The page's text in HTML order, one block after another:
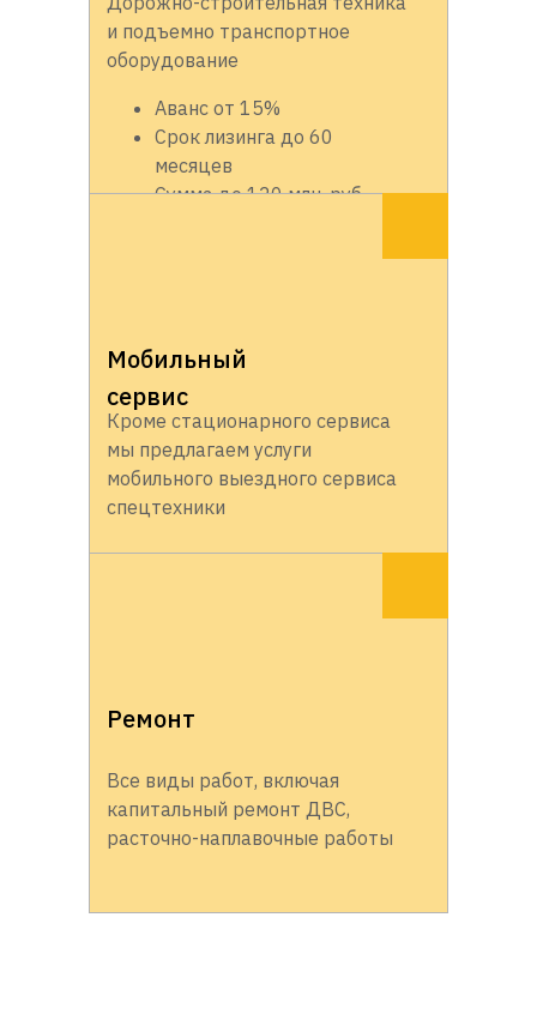
и подъемно транспортное
оборудование
Аванс от 15%
Срок лизинга до 60
месяцев
Сумма до 120 млн. руб.
Мобильный
сервис
Кроме стационарного сервиса
мы предлагаем услуги
мобильного выездного сервиса
спецтехники
Ремонт
Все виды работ, включая
капитальный ремонт ДВС,
расточно-наплавочные работы